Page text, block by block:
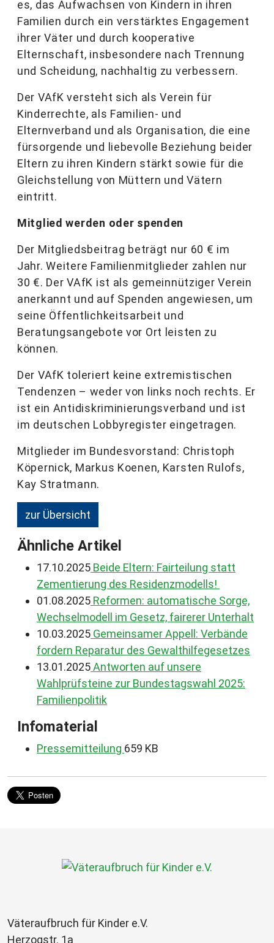
es, das Aufwachsen von Kindern in ihren
Familien durch ein verstärktes Engagement
ihrer Väter und durch kooperative
Elternschaft, insbesondere nach Trennung
und Scheidung, nachhaltig zu verbessern.
Der VAfK versteht sich als Verein für
Kinderrechte, als Familien- und
Elternverband und als Organisation, die eine
fürsorgende und liebevolle Beziehung beider
Eltern zu ihren Kindern stärkt sowie für die
Gleichstellung von Müttern und Vätern
eintritt.
Mitglied werden oder spenden
Der Mitgliedsbeitrag beträgt nur 60 € im
Jahr. Weitere Familienmitglieder zahlen nur
30 €. Der VAfK ist als gemeinnütziger Verein
anerkannt und auf Spenden angewiesen, um
seine Öffentlichkeitsarbeit und
Beratungsangebote vor Ort leisten zu
können.
Der VAfK toleriert keine extremistischen
Tendenzen – weder von links noch rechts. Er
ist ein Antidiskriminierungsverband und ist
im deutschen Lobbyregister eingetragen.
Mitglieder im Bundesvorstand: Christoph
Köpernick, Markus Koenen, Karsten Rulofs,
Kay Stratmann.
zur Übersicht
Ähnliche Artikel
17.10.2025 Beide Eltern: Fairteilung statt
Zementierung des Residenzmodells!
01.08.2025 Reformen: automatische Sorge,
Wechselmodell im Gesetz, fairerer Unterhalt
10.03.2025 Gemeinsamer Appell: Verbände
fordern Reparatur des Gewalthilfegesetzes
13.01.2025Antworten auf unsere
Wahlprüfsteine zur Bundestagswahl 2025:
Familienpolitik
Infomaterial
Pressemitteilung 659 KB
Väteraufbruch für Kinder e.V.
Herzogstr. 1a